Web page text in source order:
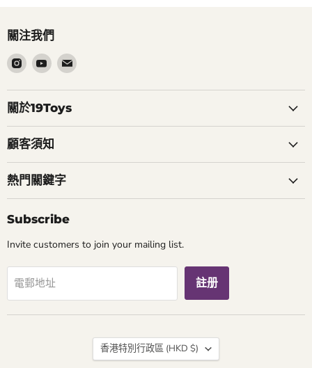
關注我們
在
Instagram
找
到
們
在
Youtube
找
到
們
在
郵
關於19Toys
顧客須知
熱門關鍵字
Subscribe
Invite customers to join your mailing list.
電郵地址 註册
國
香港特別行政區 (HKD $)